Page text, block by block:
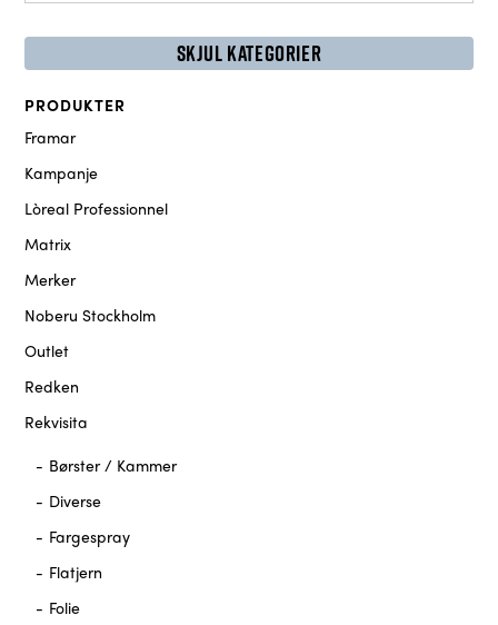
SKJUL KATEGORIER
PRODUKTER
Framar
Kampanje
Lòreal Professionnel
Matrix
Merker
Noberu Stockholm
Outlet
Redken
Rekvisita
Børster / Kammer
Diverse
Fargespray
Flatjern
Folie